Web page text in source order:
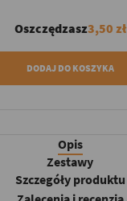
Oszczędzasz3,50 zł
DODAJ DO KOSZYKA
Opis
Zestawy
Szczegóły produktu